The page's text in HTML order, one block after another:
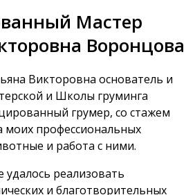
Мастер
Воронцова
Викторовна основатель и
и Школы груминга
грумер, со стажем
моих профессиональных
и работа с ними.
удалось реализовать
и благотворительных